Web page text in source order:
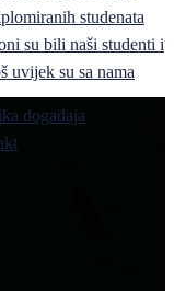
studenata
su bili naši studenti i
uvijek su sa nama
događaja